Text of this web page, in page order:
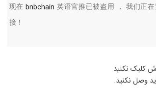
现在bnbchain 英语官推已被盗用 ， 我们正
接！
کلیک نکنید.
وصل نکنید.